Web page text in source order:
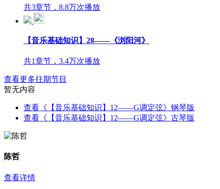
共3章节，8.8万次播放
【音乐基础知识】28——《浏阳河》
共1章节，3.4万次播放
查看更多往期节目
暂无内容
查看《【音乐基础知识】12——G调定弦》钢琴版
查看《【音乐基础知识】12——G调定弦》古琴版
陈哲
查看详情